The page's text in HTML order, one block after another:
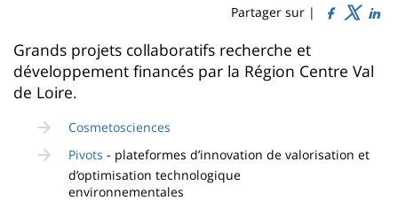
Partager sur |
Contenu
de
la
page
principale
Grands projets collaboratifs recherche et
développement financés par la Région Centre Val
de Loire.
Cosmetosciences
Pivots - plateformes d’innovation de valorisation et
d’optimisation technologique
environnementales